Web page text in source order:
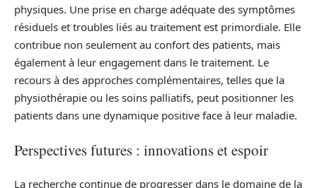
physiques. Une prise en charge adéquate des symptômes
résiduels et troubles liés au traitement est primordiale. Elle
contribue non seulement au confort des patients, mais
également à leur engagement dans le traitement. Le
recours à des approches complémentaires, telles que la
physiothérapie ou les soins palliatifs, peut positionner les
patients dans une dynamique positive face à leur maladie.
Perspectives futures : innovations et espoir
La recherche continue de progresser dans le domaine de la